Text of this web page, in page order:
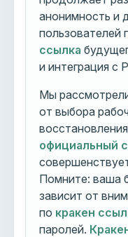
анонимность и
пользователей
ссылка
и интеграция с
Мы
от выбора
официальный
Помните: ваша
зависит от
по кракен
паролей.